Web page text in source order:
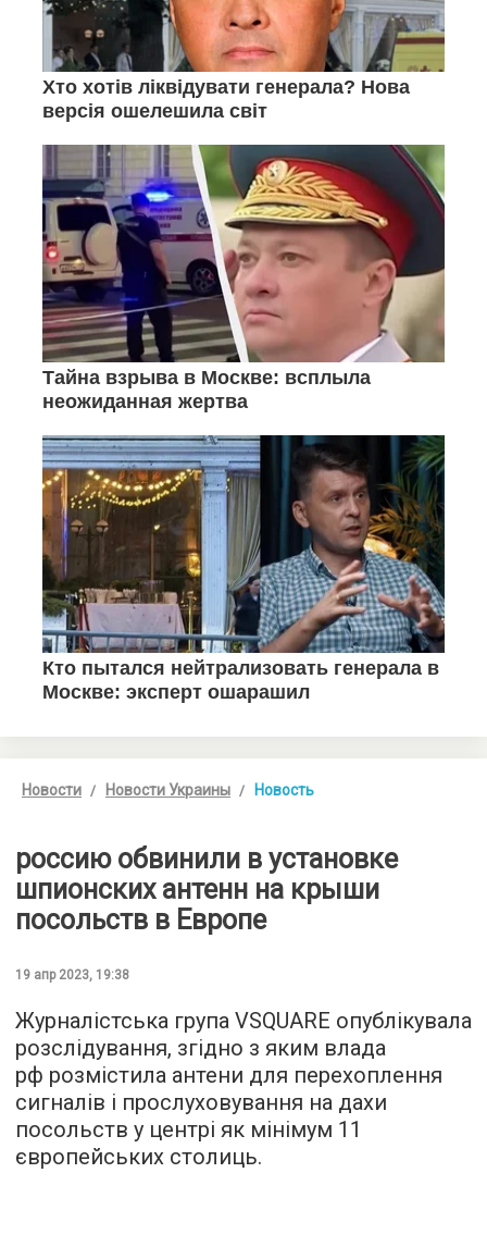
Новости Новости Украины Новость
россию обвинили в установке
шпионских антенн на крыши
посольств в Европе
19 апр 2023, 19:38
Журналістська група VSQUARE опублікувала
розслідування, згідно з яким влада
рф розмістила антени для перехоплення
сигналів і прослуховування на дахи
посольств у центрі як мінімум 11
європейських столиць.